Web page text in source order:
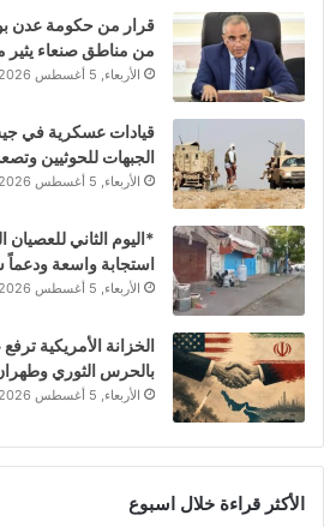
قرار من حكومة عدن
من مناطق صنعاء يثير
الأربعاء, 5 أغسطس 2026 - 8:00 م
قيادات عسكرية في
الجبهات للحوثيين
الأربعاء, 5 أغسطس 2026 - 7:45 م
*اليوم الثاني
استجابة واسعة ودعماً
الأربعاء, 5 أغسطس 2026 - 7:30 م
الخزانة الأمريكية
بالحرس الثوري
الأربعاء, 5 أغسطس 2026 - 7:23 م
الأكثر قراءة خلال اسبوع